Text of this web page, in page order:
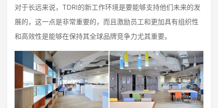
对于长远来说，TDRI的新工作环境是要能够支持他们未来的发
展的，这一点是非常重要的，而且激励员工和更加具有组织性
和高效性是能够在保持其全球品牌竞争力尤其重要。